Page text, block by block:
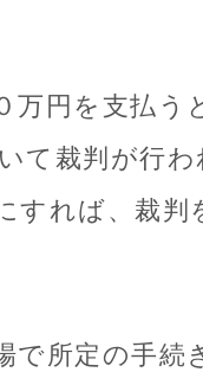
万円を支払
て裁判が行
すれば、裁
で所定の手続